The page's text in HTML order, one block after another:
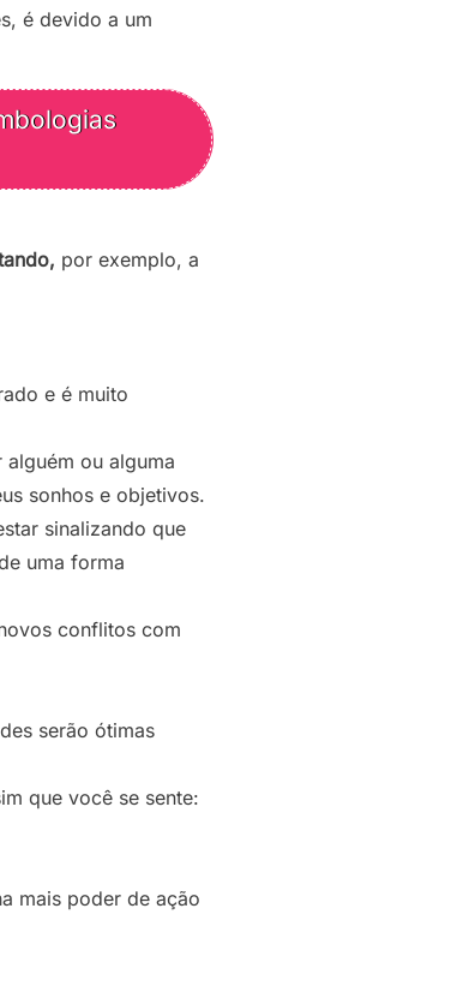
é devido a um
por exemplo, a
e é muito
ou alguma
sonhos e objetivos.
sinalizando que
uma forma
conflitos com
serão ótimas
que você se sente:
mais poder de ação